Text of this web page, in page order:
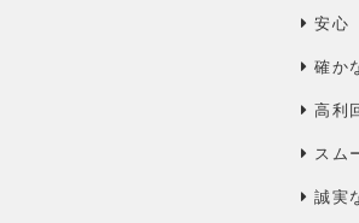
安心
確か
高利
スム
誠実